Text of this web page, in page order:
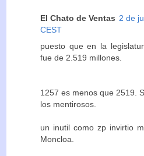
El Chato de Ventas 2 de
CEST
puesto que en la
fue de 2.519 millones.
1257 es menos que 2519.
los mentirosos.
un inutil como zp invirtio
Moncloa.